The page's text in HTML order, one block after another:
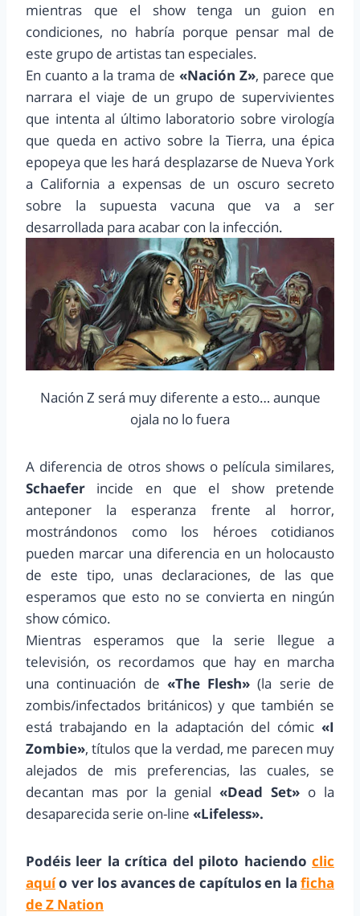
mientras que el show tenga un guion en
condiciones, no habría porque pensar mal de
este grupo de artistas tan especiales.
En cuanto a la trama de «Nación Z», parece que
narrara el viaje de un grupo de supervivientes
que intenta al último laboratorio sobre virología
que queda en activo sobre la Tierra, una épica
epopeya que les hará desplazarse de Nueva York
a California a expensas de un oscuro secreto
sobre la supuesta vacuna que va a ser
desarrollada para acabar con la infección.
Nación Z será muy diferente a esto… aunque
ojala no lo fuera
A diferencia de otros shows o película similares,
Schaefer incide en que el show pretende
anteponer la esperanza frente al horror,
mostrándonos como los héroes cotidianos
pueden marcar una diferencia en un holocausto
de este tipo, unas declaraciones, de las que
esperamos que esto no se convierta en ningún
show cómico.
Mientras esperamos que la serie llegue a
televisión, os recordamos que hay en marcha
una continuación de «The Flesh» (la serie de
zombis/infectados británicos) y que también se
está trabajando en la adaptación del cómic «I
Zombie», títulos que la verdad, me parecen muy
alejados de mis preferencias, las cuales, se
decantan mas por la genial «Dead Set» o la
desaparecida serie on-line «Lifeless».
Podéis leer la crítica del piloto haciendo clic
aquío ver los avances de capítulos en la ficha
de Z Nation